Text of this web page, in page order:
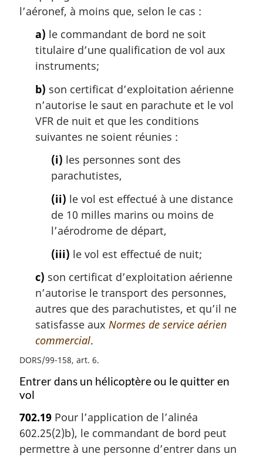
l’aéronef, à moins que, selon le cas :
a) le commandant de bord ne soit
titulaire d’une qualification de vol aux
instruments;
b) son certificat d’exploitation aérienne
n’autorise le saut en parachute et le vol
VFR de nuit et que les conditions
suivantes ne soient réunies :
(i) les personnes sont des
parachutistes,
(ii) le vol est effectué à une distance
de 10 milles marins ou moins de
l’aérodrome de départ,
(iii) le vol est effectué de nuit;
c) son certificat d’exploitation aérienne
n’autorise le transport des personnes,
autres que des parachutistes, et qu’il ne
satisfasse aux Normes de service aérien
commercial.
DORS/99-158, art. 6
Entrer dans un hélicoptère ou le quitter en
vol
702.19 Pour l’application de l’alinéa
602.25(2)b), le commandant de bord peut
permettre à une personne d’entrer dans un